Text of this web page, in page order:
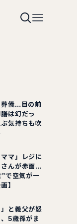
葬儀…目の前
は幻だっ
気持ちも吹
ママ」レジに
さんが赤面…
で空気が一
】
」と義父が怒
5歳孫がま